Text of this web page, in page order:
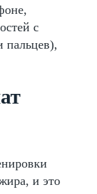
с
пальцев),
и это